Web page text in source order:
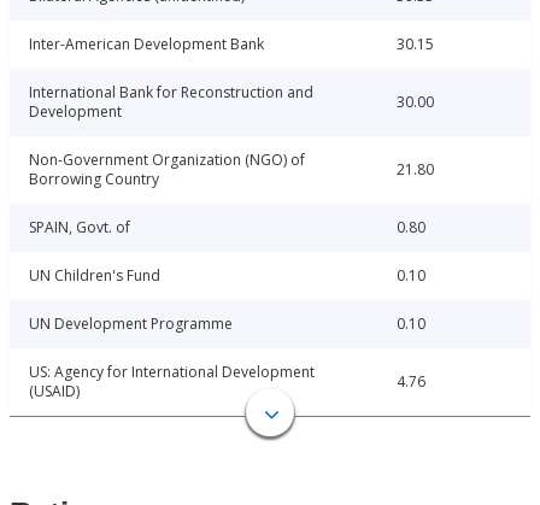
Inter-American Development Bank 30.15
International Bank for Reconstruction and
Development
30.00
Non-Government Organization (NGO) of
Borrowing Country
21.80
SPAIN, Govt. of 0.80
UN Children's Fund 0.10
UN Development Programme 0.10
US: Agency for International Development
(USAID)
4.76